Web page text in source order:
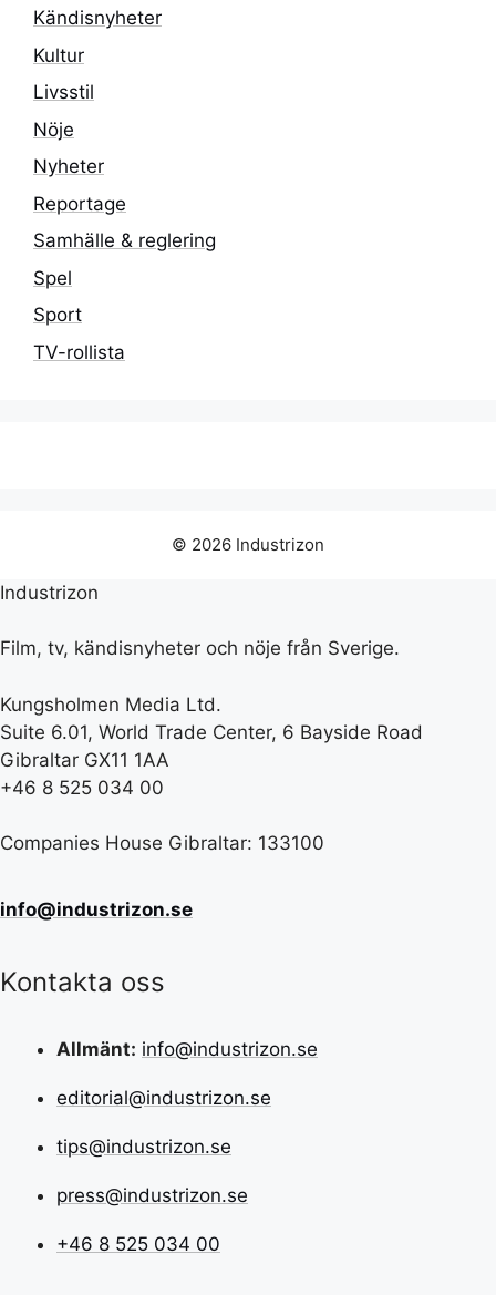
Kändisnyheter
Kultur
Livsstil
Nöje
Nyheter
Reportage
Samhälle & reglering
Spel
Sport
TV-rollista
© 2026 Industrizon
Industrizon
Film, tv, kändisnyheter och nöje från Sverige.
Kungsholmen Media Ltd.
Suite 6.01, World Trade Center, 6 Bayside Road
Gibraltar GX11 1AA
+46 8 525 034 00
Companies House Gibraltar: 133100
info@industrizon.se
Kontakta oss
Allmänt: info@industrizon.se
editorial@industrizon.se
tips@industrizon.se
press@industrizon.se
+46 8 525 034 00